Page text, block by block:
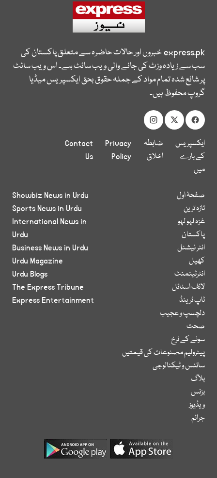
express.pkخبروں اور حالات حاضرہ سے متعلق پاکستان کی
سب سے زیادہ وزٹ کی جانے والی ویب سائٹ ہے۔ اس ویب سائٹ
پر شائع شدہ تمام مواد کے جملہ حقوق بحق ایکسپریس میڈیا
گروپ محفوظ ہیں۔
ایکسپریس
کے بارے
میں
ضابطہ
اخلاق
Privacy
Policy
Contact
Us
صفحۂ اول
تازہ ترین
غزہ لہو لہو
پاکستان
انٹر نیشنل
کھیل
انٹرٹینمنٹ
لائف اسٹائل
ٹاپ ٹرینڈ
دلچسپ و عجیب
صحت
سونے کے نرخ
پیٹرولیم مصنوعات کی قیمتیں
سائنس و ٹیکنالوجی
بلاگ
بزنس
ویڈیوز
جرائم
Showbiz News in Urdu
Sports News in Urdu
International News in
Urdu
Business News in Urdu
Urdu Magazine
Urdu Blogs
The Express Tribune
Express Entertainment